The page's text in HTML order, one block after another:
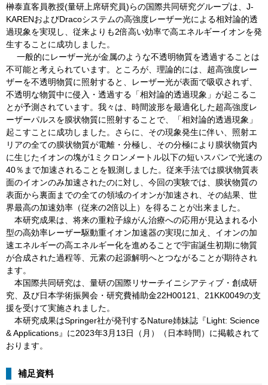
榊泰直客員教授(量研上席研究員)らの国際共同研究グループは、J-
KARENおよびDracoシステムの高強度レーザー光による相対論的透
過現象を実現し、従来よりも2倍高い効率で高エネルギーイオンを発
生することに成功しました。
一般的にレーザー光が金属のような不透明物質を透過することは
不可能と考えられています。ところが、理論的には、超高強度レー
ザーを不透明物質に照射すると、レーザー光が表面で吸収されず、
不透明な物質中に侵入・透過する「相対論的透過現象」が起こるこ
とが予測されています。我々は、時間波形を最適化した超高強度レ
ーザーパルスを膜状物質に照射することで、「相対論的透過現象」
起こすことに成功しました。さらに、その現象発生に伴い、照射エ
リアの全ての膜状物質が電離・分極し、その分極により膜状物質内
に生じたイオンの塊が1ミクロンメートル以下の短いスパンで光速の
40％まで加速されることを観測しました。従来手法では膜状物質表
面のイオンのみ加速されたのに対し、今回の実験では、膜状物質の
表面から裏面までの全ての領域のイオンが加速され、その結果、世
界最高の加速効率（従来の2倍以上）を得ることが出来ました。
本研究成果は、将来の重粒子線がん治療への応用が見込まれる小
型の高効率レーザー駆動重イオン加速器の実現に加え、イオンの加
速エネルギーの高エネルギー化を進めることで宇宙誕生初期に物質
が合成された過程等、元素の起源解明へとつながることが期待され
ます。
本国際共同研究は、量研の国際リサーチイニシアティブ・創成研
究、及び日本学術振興会・研究費補助金22H00121、21KK0049の支
援を受けて実施されました。
本研究成果はSpringer社が発刊するNature姉妹誌『Light: Science
& Applications』に2023年3月13日（月）（日本時間）に掲載されて
おります。
補足資料